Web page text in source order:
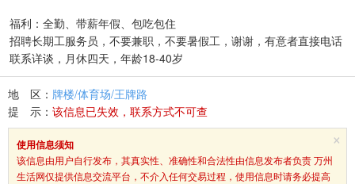
福利：全勤、带薪年假、包吃包住
招聘长期工服务员，不要兼职，不要暑假工，谢谢，有意者直接电话
联系详谈，月休四天，年龄18-40岁
地 区： 牌楼/体育场/王牌路
提 示： 该信息已失效，联系方式不可查
×
使用信息须知
该信息由用户自行发布，其真实性、准确性和合法性由信息发布者负责 万州
生活网仅提供信息交流平台，不介入任何交易过程，使用信息时请务必提高